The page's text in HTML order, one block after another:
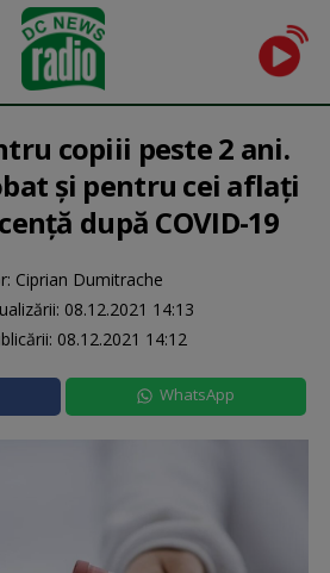
copiii peste 2 ani.
și pentru cei aflaţi
după COVID-19
Ciprian Dumitrache
08.12.2021 14:13
08.12.2021 14:12
WhatsApp